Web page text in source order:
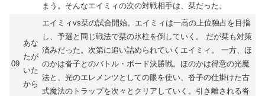
まう。そんなエイミィの次の対戦相手は、栞だった。
09
あな
たが
いた
から
エイミィvs栞の試合開始。エイミィは一高の上位独占を目指
し、予選と同じ戦法で栞の氷柱を倒していく。 だが栞も対策
済みだった。次第に追い詰められていくエイミィ。 一方、ほ
のかは沓子とのバトル・ボード決勝戦。ほのかは得意の光魔
法と、光のエレメンツとしての眼を使い、沓子の仕掛けた古
式魔法のトラップを次々とクリアしていく。引き離される沓